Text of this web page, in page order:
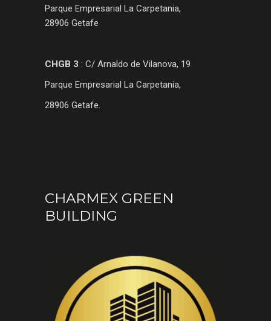
Parque Empresarial La Carpetania,
28906 Getafe
CHGB 3 : C/ Arnaldo de Vilanova, 19
Parque Empresarial La Carpetania,
28906 Getafe.
CHARMEX GREEN
BUILDING